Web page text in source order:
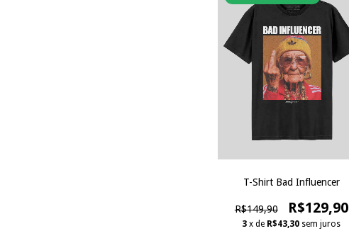
T-Shirt Bad Influencer
R$149,90 R$129,90
3 x de R$43,30 sem juros